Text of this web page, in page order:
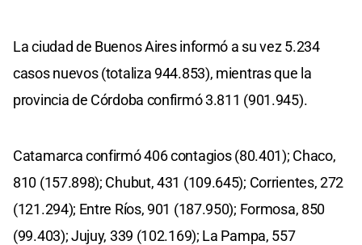
La ciudad de Buenos Aires informó a su vez 5.234
casos nuevos (totaliza 944.853), mientras que la
provincia de Córdoba confirmó 3.811 (901.945).
Catamarca confirmó 406 contagios (80.401); Chaco,
810 (157.898); Chubut, 431 (109.645); Corrientes, 272
(121.294); Entre Ríos, 901 (187.950); Formosa, 850
(99.403); Jujuy, 339 (102.169); La Pampa, 557